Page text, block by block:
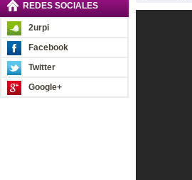
REDES SOCIALES
2urpi
Facebook
Twitter
Google+